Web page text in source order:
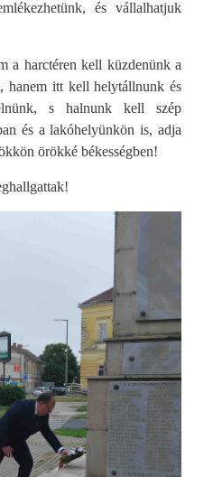
és vállalhatjuk
a harctéren kell küzdenünk a
hanem itt kell helytállnunk és
s halnunk kell szép
és a lakóhelyünkön is, adja
örökké békességben!